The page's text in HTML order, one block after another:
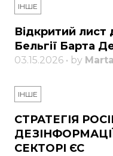
ІНШЕ
Відкритий лист
Бельгії Барта
03.15.2026 • by
ІНШЕ
СТРАТЕГІЯ
СЕКТОРІ ЄС